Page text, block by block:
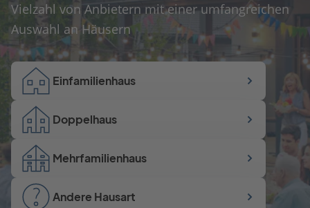
Vielzahl von Anbietern mit einer umfangreichen
Auswahl an Häusern
Einfamilienhaus
Doppelhaus
Mehrfamilienhaus
Andere Hausart